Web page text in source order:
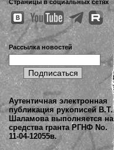
Страницы в социальных сетях
Рассылка новостей
Аутентичная электронная
публикация рукописей В.Т.
Шаламова выполняется на
средства гранта РГНФ No.
11-04-12055в.